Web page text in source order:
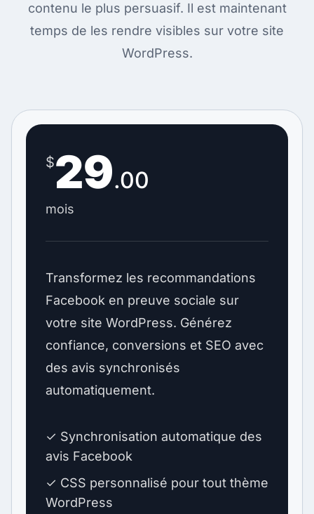
contenu le plus persuasif. Il est maintenant
temps de les rendre visibles sur votre site
WordPress.
$29.00
mois
Transformez les recommandations
Facebook en preuve sociale sur
votre site WordPress. Générez
confiance, conversions et SEO avec
des avis synchronisés
automatiquement.
✓ Synchronisation automatique des
avis Facebook
✓ CSS personnalisé pour tout thème
WordPress